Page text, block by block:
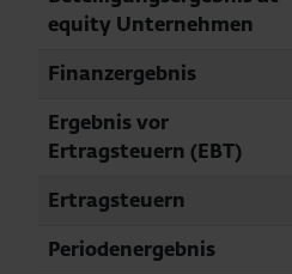
equity Unternehmen
Finanzergebnis
Ergebnis vor
Ertragsteuern (EBT)
Ertragsteuern
Periodenergebnis